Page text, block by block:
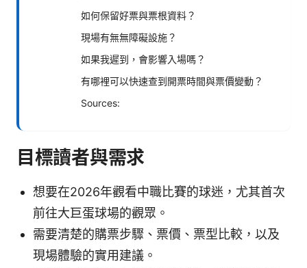
如何保留好票與票根資料？
現場有無無障礙設施？
如果我遲到，會影響入場嗎？
有哪裡可以快速查到開票時間與票價變動？
Sources:
目標讀者與需求
想要在2026年觀看中職比賽的球迷，尤其首次
前往大巨蛋球場的觀眾。
需要清楚的購票步驟、票價、票型比較，以及
現場體驗的實用建議。